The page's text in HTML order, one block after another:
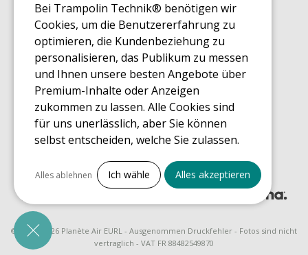
EINKAUFSRATGEBER
Einkaufsratgeber
MONTAGE RATGEBER
Montagehinweise für ein Freizeit Trampolin
PFLEGERATGEBER
Pflegeratgeber für Ihr Freizeit Trampolin
ENDECKUNGSTOUR
Was Sie über Freizeit Trampoline wissen sollten
EINKAUFSRATGEBER FÜR ERSATZTEILE
© 2008 - 2026 Planète Air EURL - Ausgenommen Druckfehler - Fotos sind nicht
vertraglich - VAT FR 88482549870
Bei Trampolin Technik® benötigen wir
Cookies, um die Benutzererfahrung zu
optimieren, die Kundenbeziehung zu
personalisieren, das Publikum zu messen
und Ihnen unsere besten Angebote über
Premium-Inhalte oder Anzeigen
zukommen zu lassen. Alle Cookies sind
für uns unerlässlich, aber Sie können
selbst entscheiden, welche Sie zulassen.
Alles ankreuzen
Notwendige Cookies
Für den Betrieb der Website erforderlich
Alles ablehnen Ich wähle Alles akzeptieren